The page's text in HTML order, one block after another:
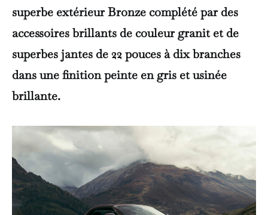
superbe extérieur Bronze complété par des
accessoires brillants de couleur granit et de
superbes jantes de 22 pouces à dix branches
dans une finition peinte en gris et usinée
brillante.